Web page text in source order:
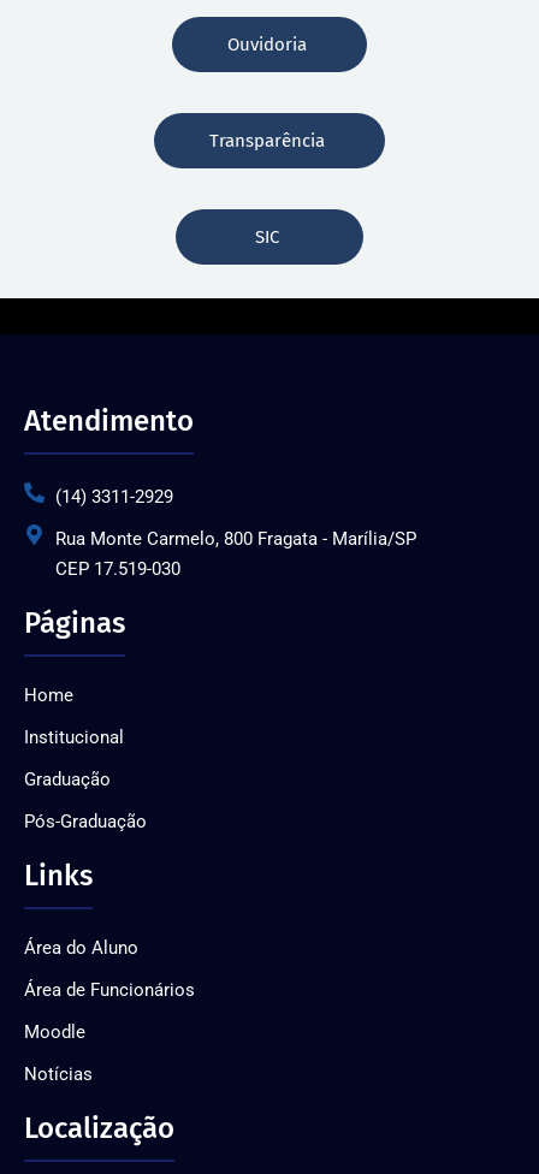
Ouvidoria
Transparência
SIC
Atendimento
(14) 3311-2929
Rua Monte Carmelo, 800 Fragata - Marília/SP
CEP 17.519-030
Páginas
Home
Institucional
Graduação
Pós-Graduação
Links
Área do Aluno
Área de Funcionários
Moodle
Notícias
Localização